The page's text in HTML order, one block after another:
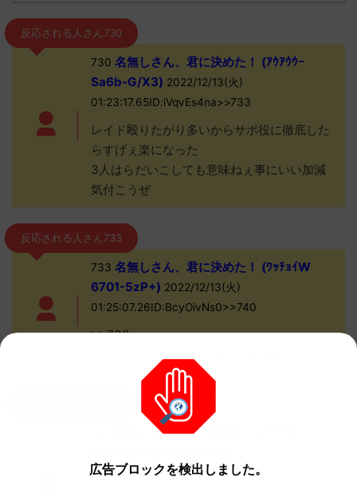
反応される人さん730
730 名無しさん、君に決めた！ (ｱｳｱｳｳｰ
Sa6b-G/X3) 2022/12/13(火)
01:23:17.65ID:iVqvEs4na>>733
レイド殴りたがり多いからサポ役に徹底した
らすげぇ楽になった
3人はらだいこしても意味ねぇ事にいい加減
気付こうぜ
反応される人さん733
733 名無しさん、君に決めた！ (ﾜｯﾁｮｲW
6701-5zP+) 2022/12/13(火)
01:25:07.26ID:BcyOivNs0>>740
>>730
名無しさん、君に決めた！ (ｱｳｱｳｴｰT
01:26:31.06ID:RRqRZeSAa>>742
広告ブロックを検出しました。